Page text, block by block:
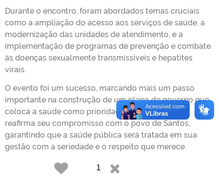
Durante o encontro, foram abordados temas cruciais
como a ampliação do acesso aos serviços de saúde, a
modernização das unidades de atendimento, e a
implementação de programas de prevenção e combate
às doenças sexualmente transmissíveis e hepatites
virais.
O evento foi um sucesso, marcando mais um passo
importante na construção de um plano de governo que
coloca a saúde como prioridade. Telma de Souza
reafirma seu compromisso com o povo de Santos,
garantindo que a saúde pública será tratada em sua
gestão com a seriedade e o respeito que merece.
1